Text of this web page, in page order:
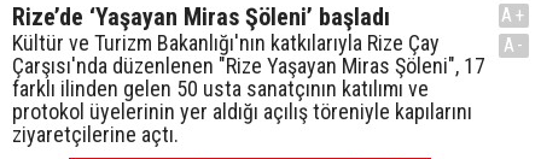
Rize’de ‘Yaşayan Miras Şöleni’ başladı
Kültür ve Turizm Bakanlığı'nın katkılarıyla Rize Çay
Çarşısı'nda düzenlenen "Rize Yaşayan Miras Şöleni", 17
farklı ilinden gelen 50 usta sanatçının katılımı ve
protokol üyelerinin yer aldığı açılış töreniyle kapılarını
ziyaretçilerine açtı.
A+
A-